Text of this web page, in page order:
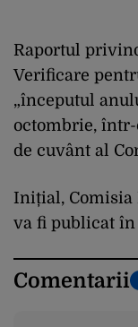
Raportul
Verificare
„începutul
octombrie,
de cuvânt al
Inițial, Comisia
va fi publicat în
Comentarii